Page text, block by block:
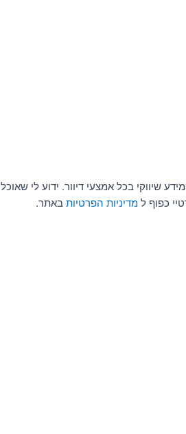
שיווקי בכל אמצעי דיוור. ידוע לי שאוכל
כפוף ל מדיניות הפרטיות באתר.